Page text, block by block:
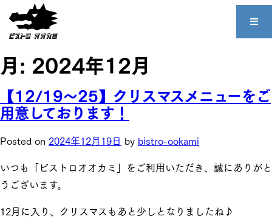
月: 2024年12月
【12/19～25】クリスマスメニューをご
用意しております！
Posted on 2024年12月19日 by bistro-ookami
いつも「ビストロオオカミ」をご利用いただき、誠にありがと
うございます。
12月に入り、クリスマスもあと少しとなりましたね♪